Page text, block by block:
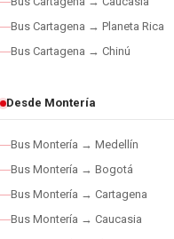
Bus Cartagena → Planeta Rica
Bus Cartagena → Chinú
Desde Montería
Bus Montería → Medellín
Bus Montería → Bogotá
Bus Montería → Cartagena
Bus Montería → Caucasia